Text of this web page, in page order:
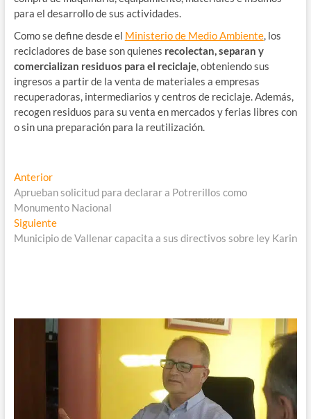
para el desarrollo de sus actividades.
Como se define desde el Ministerio de Medio Ambiente, los
recicladores de base son quienes recolectan, separan y
comercializan residuos para el reciclaje, obteniendo sus
ingresos a partir de la venta de materiales a empresas
recuperadoras, intermediarios y centros de reciclaje. Además,
recogen residuos para su venta en mercados y ferias libres con
o sin una preparación para la reutilización.
Navegación
de
entradas
AnteriorEntrada
anterior:
Aprueban solicitud para declarar a Potrerillos como
Monumento Nacional
SiguienteEntrada
siguiente:
Municipio de Vallenar capacita a sus directivos sobre ley Karin